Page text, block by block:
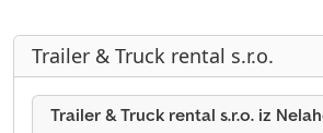
Trailer & Truck rental s.r.o.
Trailer & Truck rental s.r.o. iz